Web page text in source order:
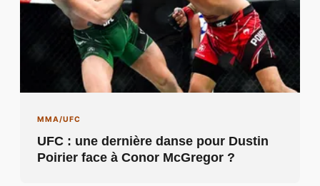
MMA/UFC
UFC : une dernière danse pour Dustin
Poirier face à Conor McGregor ?